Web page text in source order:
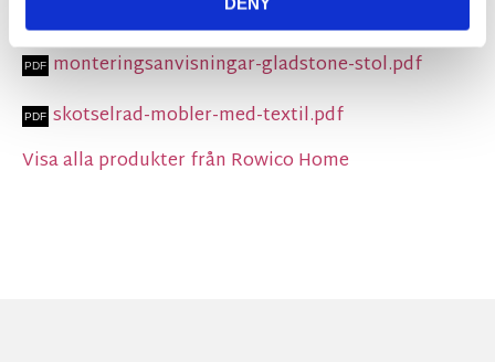
monteringsanvisningar-gladstone-stol.pdf
skotselrad-mobler-med-textil.pdf
Visa alla produkter från Rowico Home